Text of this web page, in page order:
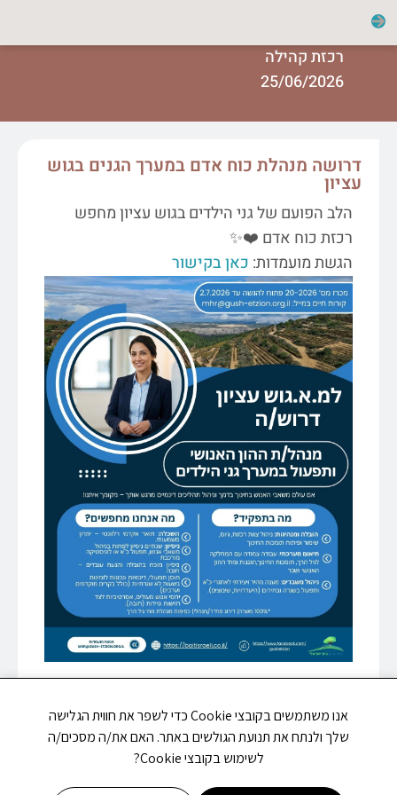
רכזת קהילה
25/06/2026
דרושה מנהלת כוח אדם במערך הגנים בגוש
עציון
הלב הפועם של גני הילדים בגוש עציון מחפש
רכזת כוח אדם ❤️✨
הגשת מועמדות: כאן בקישור
אנו משתמשים בקובצי Cookie כדי לשפר את חווית הגלישה
שלך ולנתח את תנועת הגולשים באתר. האם את/ה מסכים/ה
לשימוש בקובצי Cookie?